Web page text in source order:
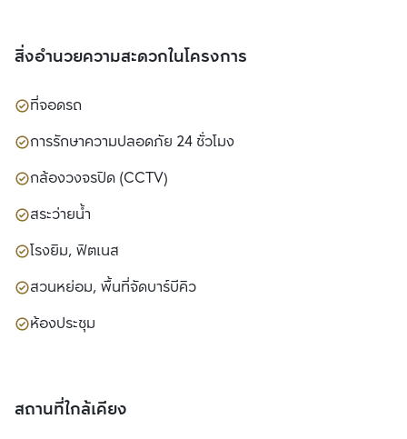
สิ่งอำนวยความสะดวกในโครงการ
ที่จอดรถ
การรักษาความปลอดภัย 24 ชั่วโมง
กล้องวงจรปิด (CCTV)
สระว่ายน้ำ
โรงยิม, ฟิตเนส
สวนหย่อม, พื้นที่จัดบาร์บีคิว
ห้องประชุม
สถานที่ใกล้เคียง